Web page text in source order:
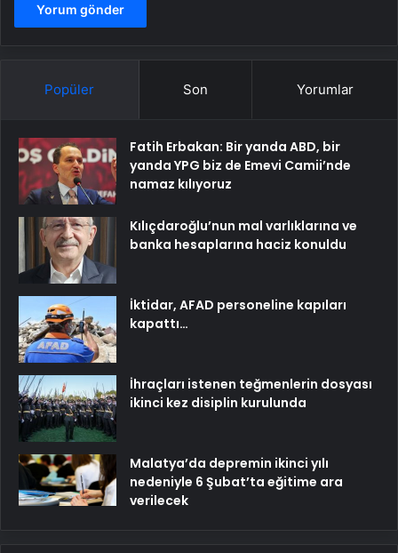
Popüler Son Yorumlar
Fatih Erbakan: Bir yanda ABD, bir
yanda YPG biz de Emevi Camii’nde
namaz kılıyoruz
Kılıçdaroğlu’nun mal varlıklarına ve
banka hesaplarına haciz konuldu
İktidar, AFAD personeline kapıları
kapattı…
İhraçları istenen teğmenlerin dosyası
ikinci kez disiplin kurulunda
Malatya’da depremin ikinci yılı
nedeniyle 6 Şubat’ta eğitime ara
verilecek